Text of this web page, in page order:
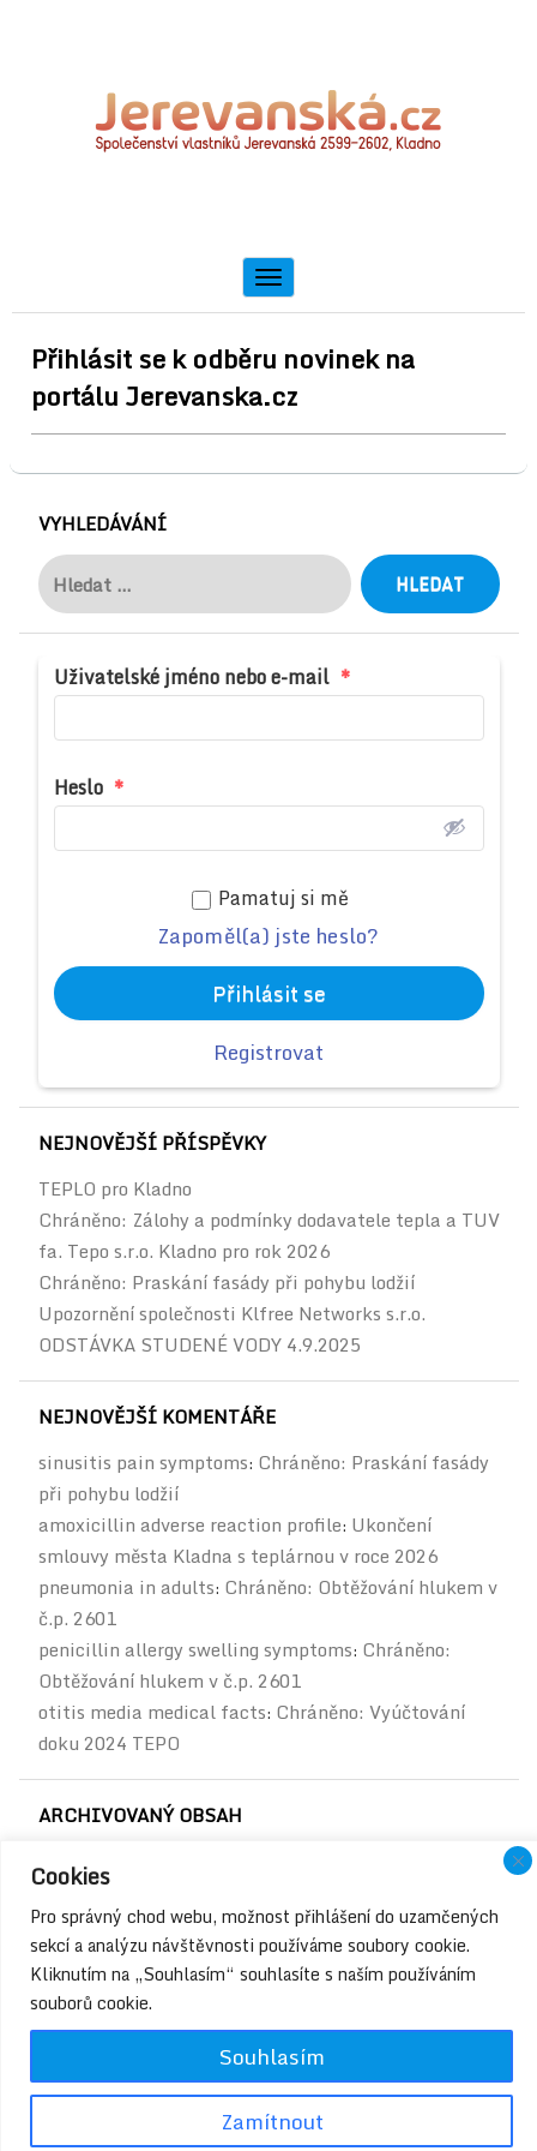
Cookies
Pro správný chod webu, možnost přihlášení do uzamčených
sekcí a analýzu návštěvnosti používáme soubory cookie.
Kliknutím na „Souhlasím“ souhlasíte s naším používáním
souborů cookie.
Zamítnout
Souhlasím
Toggle
navigation
Přihlásit se k odběru novinek na
portálu Jerevanska.cz
VYHLEDÁVÁNÍ
Vyhledávání
Uživatelské jméno nebo e-mail *
Heslo *
Pamatuj si mě
Zapoměl(a) jste heslo?
Přihlásit se
Registrovat
NEJNOVĚJŠÍ PŘÍSPĚVKY
TEPLO pro Kladno
Chráněno: Zálohy a podmínky dodavatele tepla a TUV
fa. Tepo s.r.o. Kladno pro rok 2026
Chráněno: Praskání fasády při pohybu lodžií
Upozornění společnosti Klfree Networks s.r.o.
ODSTÁVKA STUDENÉ VODY 4.9.2025
NEJNOVĚJŠÍ KOMENTÁŘE
sinusitis pain symptoms: Chráněno: Praskání fasády
při pohybu lodžií
amoxicillin adverse reaction profile: Ukončení
smlouvy města Kladna s teplárnou v roce 2026
pneumonia in adults: Chráněno: Obtěžování hlukem v
č.p. 2601
penicillin allergy swelling symptoms: Chráněno:
Obtěžování hlukem v č.p. 2601
otitis media medical facts: Chráněno: Vyúčtování
doku 2024 TEPO
ARCHIVOVANÝ OBSAH
Archivovaný
Copyright © JEREVANSKA.cz |Deight.eu